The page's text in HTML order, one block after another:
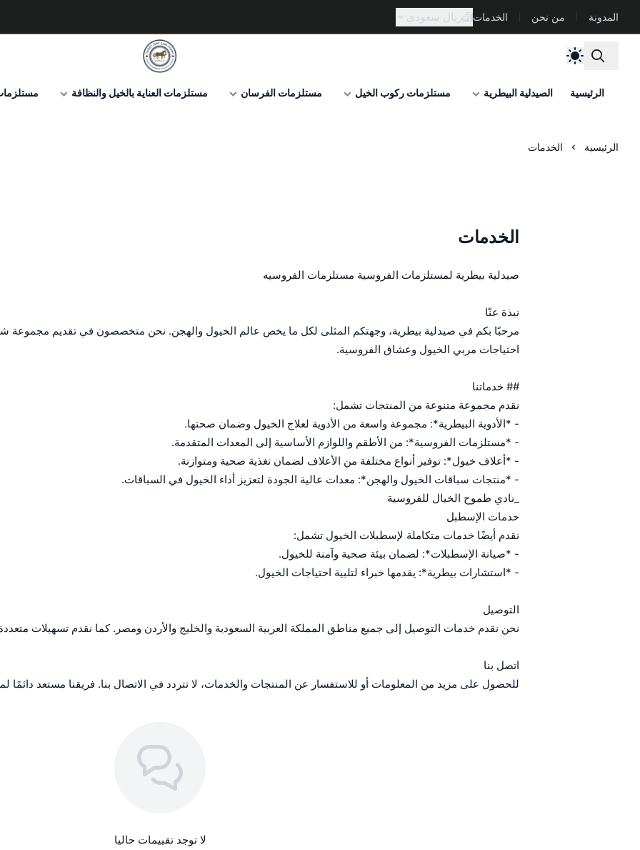
المدونة من نحن الخدمات ريال سعودي
صيدلية طموح الخيال البيطرية
الرئيسية الصيدلية البيطرية مستلزمات ركوب الخيل مستلزمات الفرسان مستلزمات العناية بالخيل والنظافة
الرئيسية الخدمات
الخدمات
صيدلية بيطرية لمستلزمات الفروسية مستلزمات الفروسيه
نبذة عنّا
مرحبًا بكم في صيدلية بيطرية، وجهتكم المثلى لكل ما يخص عالم الخيول والهجن. نحن متخصصون في تقديم مجموعة
احتياجات مربي الخيول وعشاق الفروسية.
## خدماتنا
نقدم مجموعة متنوعة من المنتجات تشمل:
- *الأدوية البيطرية*: مجموعة واسعة من الأدوية لعلاج الخيول وضمان صحتها.
- *مستلزمات الفروسية*: من الأطقم واللوازم الأساسية إلى المعدات المتقدمة.
- *أعلاف خيول*: توفير أنواع مختلفة من الأعلاف لضمان تغذية صحية ومتوازنة.
- *منتجات سباقات الخيول والهجن*: معدات عالية الجودة لتعزيز أداء الخيول في السباقات.
_نادي طموح الخيال للفروسية
خدمات الإسطبل
نقدم أيضًا خدمات متكاملة لإسطبلات الخيول تشمل:
- *صيانة الإسطبلات*: لضمان بيئة صحية وآمنة للخيول.
- *استشارات بيطرية*: يقدمها خبراء لتلبية احتياجات الخيول.
التوصيل
نحن نقدم خدمات التوصيل إلى جميع مناطق المملكة العربية السعودية والخليج والأردن ومصر. كما نقدم تسهيلات
اتصل بنا
للحصول على مزيد من المعلومات أو للاستفسار عن المنتجات والخدمات، لا تتردد في الاتصال بنا. فريقنا مستعد دائمًا
لا توجد تقييمات حاليا